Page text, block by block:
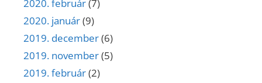
2020. február(7)
2020. január(9)
2019. december(6)
2019. november(5)
2019. február(2)